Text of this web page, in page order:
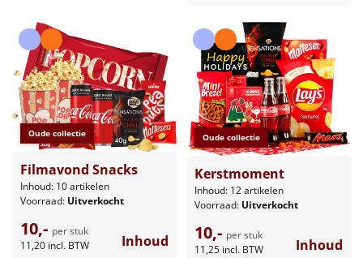
Oude collectie
Filmavond Snacks
Inhoud: 10 artikelen
Voorraad: Uitverkocht
10,- per stuk
11,20 incl. BTW Inhoud
Oude collectie
Kerstmoment
Inhoud: 12 artikelen
Voorraad: Uitverkocht
10,- per stuk
11,25 incl. BTW Inhoud